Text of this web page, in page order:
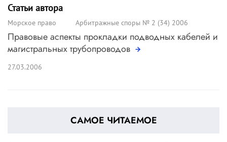
Статьи автора
Морское право Арбитражные споры № 2 (34) 2006
Правовые аспекты прокладки подводных кабелей и
магистральных трубопроводов
27.03.2006
САМОЕ ЧИТАЕМОЕ